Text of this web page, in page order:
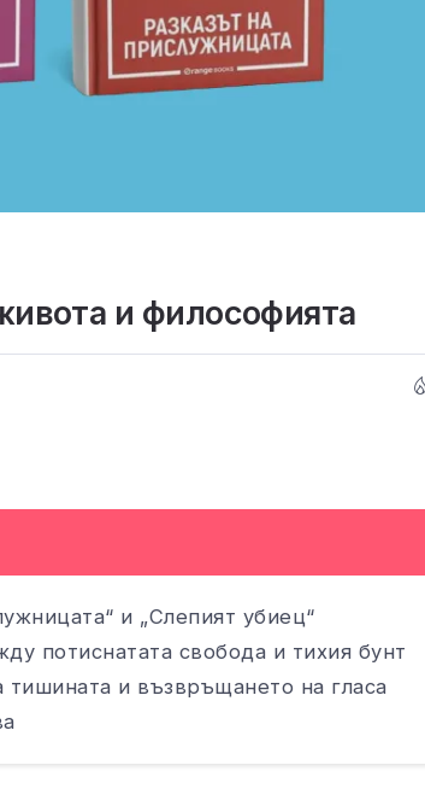
и философията
и „Слепият убиец“
потиснатата свобода и тихия бунт
тишината и възвръщането на гласа